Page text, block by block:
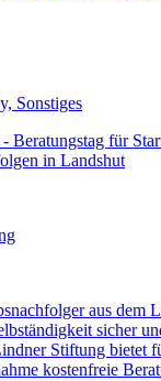
Sonstiges
Beratungstag für
in Landshut
aus dem
sicher
Stiftung bietet
kostenfreie